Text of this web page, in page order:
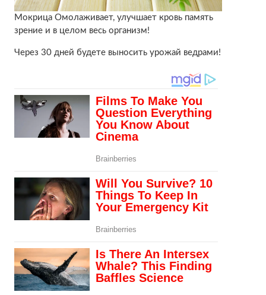
Мокрица Омолаживает, улучшает кровь память
зрение и в целом весь организм!
Через 30 дней будете выносить урожай ведрами!